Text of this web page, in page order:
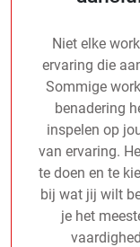
Niet elke
ervaring die
Sommige
benadering
inspelen op
van ervaring.
te doen en te
bij wat jij wilt
je het